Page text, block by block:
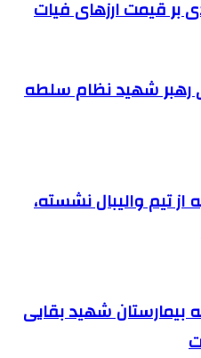
بر قیمت ارزهای فیات
رهبر شهید نظام سلطه
تیم والیبال نشسته،
شهید بقایی